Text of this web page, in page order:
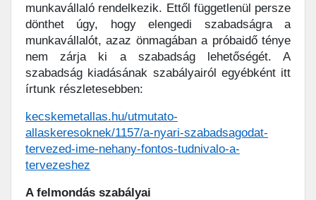
munkavállaló rendelkezik. Ettől függetlenül persze
dönthet úgy, hogy elengedi szabadságra a
munkavállalót, azaz önmagában a próbaidő ténye
nem zárja ki a szabadság lehetőségét. A
szabadság kiadásának szabályairól egyébként itt
írtunk részletesebben:
kecskemetallas.hu/utmutato-
allaskeresoknek/1157/a-nyari-szabadsagodat-
tervezed-ime-nehany-fontos-tudnivalo-a-
tervezeshez
A felmondás szabályai